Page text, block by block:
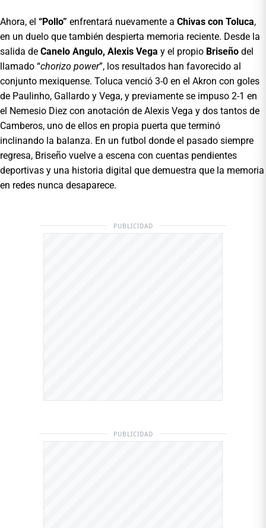
Ahora, el “Pollo” enfrentará nuevamente a Chivas con Toluca,
en un duelo que también despierta memoria reciente. Desde la
salida de Canelo Angulo, Alexis Vega y el propio Briseño del
llamado “chorizo power”, los resultados han favorecido al
conjunto mexiquense. Toluca venció 3-0 en el Akron con goles
de Paulinho, Gallardo y Vega, y previamente se impuso 2-1 en
el Nemesio Diez con anotación de Alexis Vega y dos tantos de
Camberos, uno de ellos en propia puerta que terminó
inclinando la balanza. En un futbol donde el pasado siempre
regresa, Briseño vuelve a escena con cuentas pendientes
deportivas y una historia digital que demuestra que la memoria
en redes nunca desaparece.
PUBLICIDAD
PUBLICIDAD